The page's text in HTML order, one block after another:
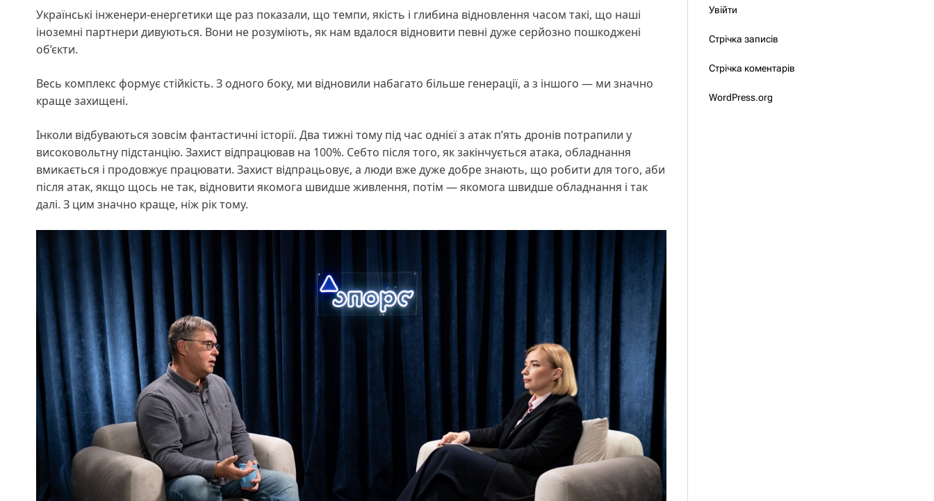
Українські інженери-енергетики ще раз показали, що темпи, якість і глибина відновлення часом такі, що наші
іноземні партнери дивуються. Вони не розуміють, як нам вдалося відновити певні дуже серйозно пошкоджені
об’єкти.
Весь комплекс формує стійкість. З одного боку, ми відновили набагато більше генерації, а з іншого — ми значно
краще захищені.
Інколи відбуваються зовсім фантастичні історії. Два тижні тому під час однієї з атак п’ять дронів потрапили у
високовольтну підстанцію. Захист відпрацював на 100%. Себто після того, як закінчується атака, обладнання
вмикається і продовжує працювати. Захист відпрацьовує, а люди вже дуже добре знають, що робити для того, аби
після атак, якщо щось не так, відновити якомога швидше живлення, потім — якомога швидше обладнання і так
далі. З цим значно краще, ніж рік тому.
Увійти
Стрічка записів
Стрічка коментарів
WordPress.org